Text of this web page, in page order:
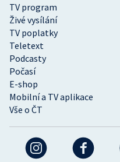
TV program
Živé vysílání
TV poplatky
Teletext
Podcasty
Počasí
E-shop
Mobilní a TV aplikace
Vše o ČT